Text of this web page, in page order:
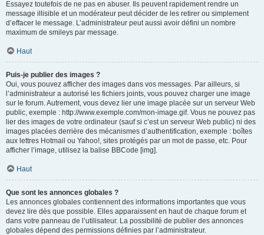
Essayez toutefois de ne pas en abuser. Ils peuvent rapidement rendre un
message illisible et un modérateur peut décider de les retirer ou simplement
d’effacer le message. L’administrateur peut aussi avoir défini un nombre
maximum de smileys par message.
Haut
Puis-je publier des images ?
Oui, vous pouvez afficher des images dans vos messages. Par ailleurs, si
l’administrateur a autorisé les fichiers joints, vous pouvez charger une image
sur le forum. Autrement, vous devez lier une image placée sur un serveur Web
public, exemple : http://www.exemple.com/mon-image.gif. Vous ne pouvez pas
lier des images de votre ordinateur (sauf si c’est un serveur Web public) ni des
images placées derrière des mécanismes d’authentification, exemple : boîtes
aux lettres Hotmail ou Yahoo!, sites protégés par un mot de passe, etc. Pour
afficher l’image, utilisez la balise BBCode [img].
Haut
Que sont les annonces globales ?
Les annonces globales contiennent des informations importantes que vous
devez lire dès que possible. Elles apparaissent en haut de chaque forum et
dans votre panneau de l’utilisateur. La possibilité de publier des annonces
globales dépend des permissions définies par l’administrateur.